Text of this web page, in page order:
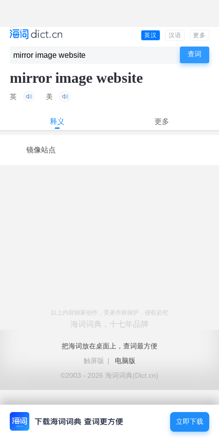
英汉 汉语 更多
mirror image website
英 美
释义 更多
镜像站点
以上内容独家创作，受著作权保护，侵权必究
海词词典，十七年品牌
把海词放在桌面上，查词最方便
触屏版
|
电脑版
©2003 - 2026 海词词典(Dict.cn)
立即下载
立即下载